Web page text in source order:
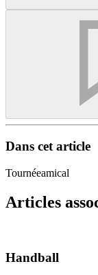
Dans cet article
Tournéeamical
Articles
Handball